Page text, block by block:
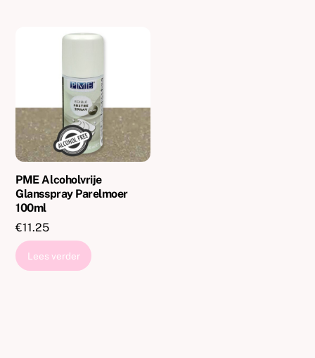
PME Alcoholvrije
Glansspray Parelmoer
100ml
€11.25
Lees verder